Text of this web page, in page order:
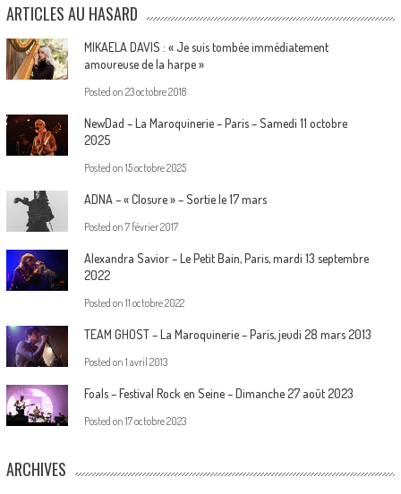
ARTICLES AU HASARD
MIKAELA DAVIS : « Je suis tombée immédiatement
amoureuse de la harpe »
Posted on 23 octobre 2018
NewDad – La Maroquinerie – Paris – Samedi 11 octobre
2025
Posted on 15 octobre 2025
ADNA – « Closure » – Sortie le 17 mars
Posted on 7 février 2017
Alexandra Savior – Le Petit Bain, Paris, mardi 13 septembre
2022
Posted on 11 octobre 2022
TEAM GHOST – La Maroquinerie – Paris, jeudi 28 mars 2013
Posted on 1 avril 2013
Foals – Festival Rock en Seine – Dimanche 27 août 2023
Posted on 17 octobre 2023
ARCHIVES